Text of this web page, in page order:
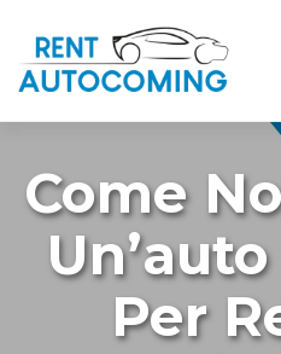
Come
Per